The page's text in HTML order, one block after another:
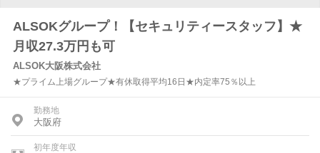
ALSOKグループ！【セキュリティースタッフ】★
月収27.3万円も可
ALSOK大阪株式会社
★プライム上場グループ★有休取得平均16日★内定率75％以上
勤務地
大阪府
初年度年収